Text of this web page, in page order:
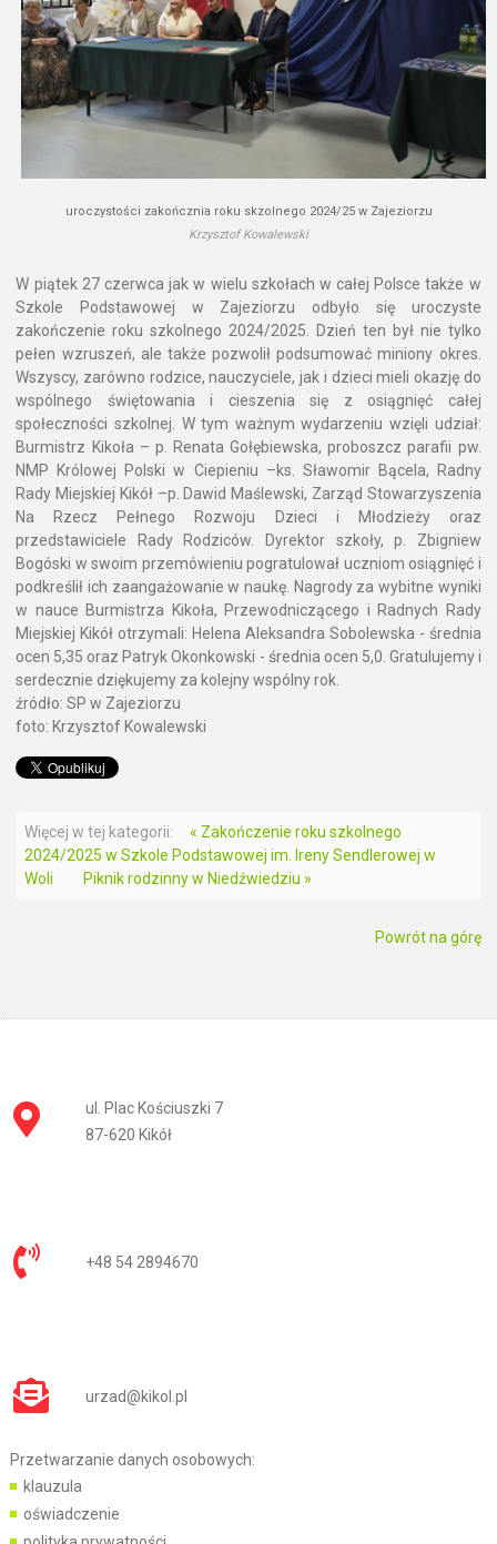
uroczystości zakończnia roku skzolnego 2024/25 w Zajeziorzu
Krzysztof Kowalewski
W piątek 27 czerwca jak w wielu szkołach w całej Polsce także w
Szkole Podstawowej w Zajeziorzu odbyło się uroczyste
zakończenie roku szkolnego 2024/2025. Dzień ten był nie tylko
pełen wzruszeń, ale także pozwolił podsumować miniony okres.
Wszyscy, zarówno rodzice, nauczyciele, jak i dzieci mieli okazję do
wspólnego świętowania i cieszenia się z osiągnięć całej
społeczności szkolnej. W tym ważnym wydarzeniu wzięli udział:
Burmistrz Kikoła – p. Renata Gołębiewska, proboszcz parafii pw.
NMP Królowej Polski w Ciepieniu –ks. Sławomir Bącela, Radny
Rady Miejskiej Kikół –p. Dawid Maślewski, Zarząd Stowarzyszenia
Na Rzecz Pełnego Rozwoju Dzieci i Młodzieży oraz
przedstawiciele Rady Rodziców. Dyrektor szkoły, p. Zbigniew
Bogóski w swoim przemówieniu pogratulował uczniom osiągnięć i
podkreślił ich zaangażowanie w naukę. Nagrody za wybitne wyniki
w nauce Burmistrza Kikoła, Przewodniczącego i Radnych Rady
Miejskiej Kikół otrzymali: Helena Aleksandra Sobolewska - średnia
ocen 5,35 oraz Patryk Okonkowski - średnia ocen 5,0. Gratulujemy i
serdecznie dziękujemy za kolejny wspólny rok.
źródło: SP w Zajeziorzu
foto: Krzysztof Kowalewski
Więcej w tej kategorii:
« Zakończenie roku szkolnego
2024/2025 w Szkole Podstawowej im. Ireny Sendlerowej w
Woli
Piknik rodzinny w Niedźwiedziu »
Powrót na górę
ul. Plac Kościuszki 7
87-620 Kikół
+48 54 2894670
urzad@kikol.pl
Przetwarzanie danych osobowych:
klauzula
oświadczenie